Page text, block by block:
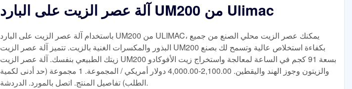
آلة عصر الزيت على البارد UM200 من Ulimac
باستخدام آلة عصر الزيت على البارد UM200 من ULIMAC، يمكنك عصر الزيت محلي الصنع من جميع
البذور والمكسرات الغنية بالزيت. تتميز آلة عصر الزيت UM200 بكفاءة استخلاص عالية وتسمح لك بصنع
زيتك الطبيعي بنفسك. آلة عصر الزيت UM200 بسعة 91 كجم في الساعة لمعالجة واستخراج زيت الأفوكادو
والزيتون وجوز الهند واليقطين. 2,100.00-4,000.00 دولار أمريكي / المجموعة. 1 مجموعة (حد أدنى لكمية
الطلب) تفاصيل المنتج. اتصل بالمورد. الدردشة.